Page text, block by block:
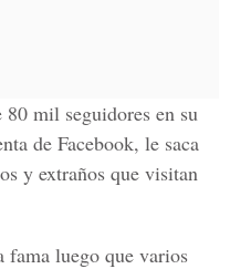
mil seguidores en su
de Facebook, le saca
y extraños que visitan
fama luego que varios